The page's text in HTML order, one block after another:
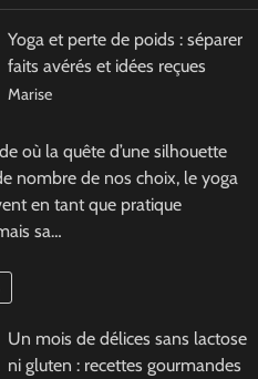
Yoga et perte de poids : séparer
faits avérés et idées reçues
Marise
où la quête d’une silhouette
nombre de nos choix, le yoga
en tant que pratique
sa…
Un mois de délices sans lactose
ni gluten : recettes gourmandes